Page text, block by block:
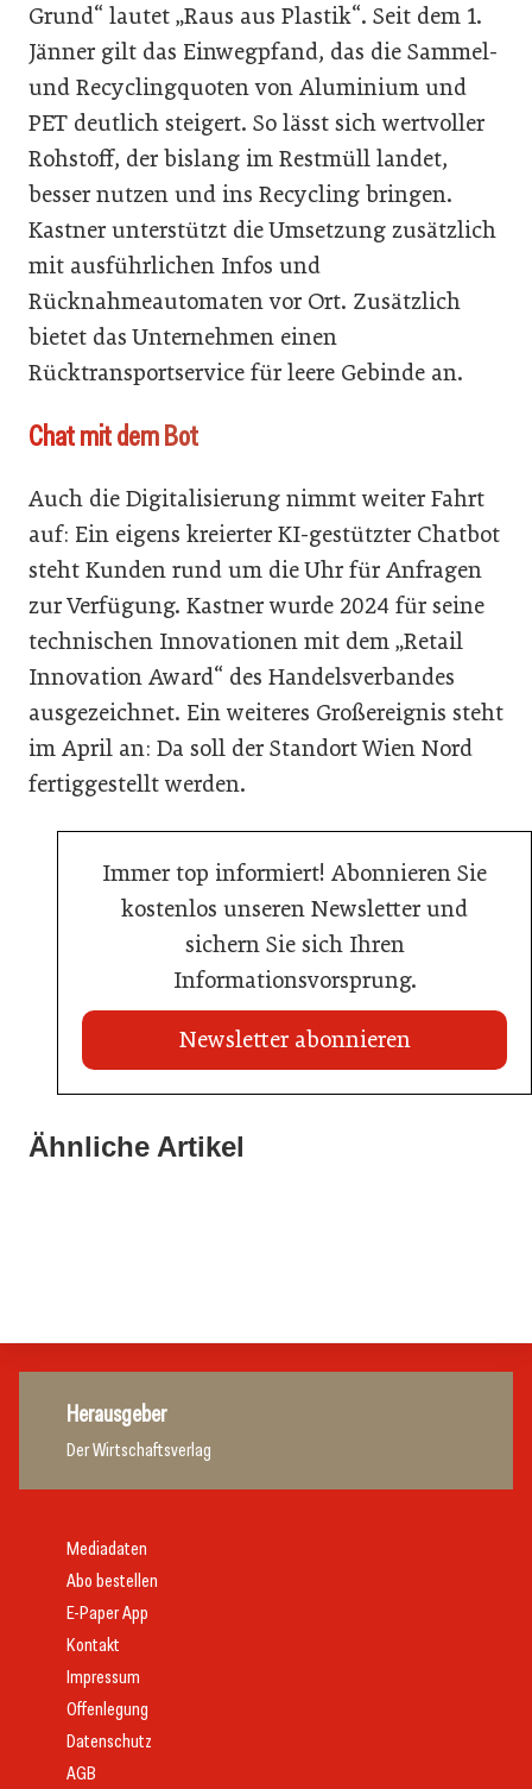
Grund“ lautet „Raus aus Plastik“. Seit dem 1.
Jänner gilt das Einwegpfand, das die Sammel-
und Recyclingquoten von Aluminium und
PET deutlich steigert. So lässt sich wertvoller
Rohstoff, der bislang im Restmüll landet,
besser nutzen und ins Recycling bringen.
Kastner unterstützt die Umsetzung zusätzlich
mit ausführlichen Infos und
Rücknahmeautomaten vor Ort. Zusätzlich
bietet das Unternehmen einen
Rücktransportservice für leere Gebinde an.
Chat mit dem Bot
Auch die Digitalisierung nimmt weiter Fahrt
auf: Ein eigens kreierter KI-gestützter Chatbot
steht Kunden rund um die Uhr für Anfragen
zur Verfügung. Kastner wurde 2024 für seine
technischen Innovationen mit dem „Retail
Innovation Award“ des Handelsverbandes
ausgezeichnet. Ein weiteres Großereignis steht
im April an: Da soll der Standort Wien Nord
fertiggestellt werden.
Immer top informiert! Abonnieren Sie
kostenlos unseren Newsletter und
sichern Sie sich Ihren
Informationsvorsprung.
Newsletter abonnieren
Ähnliche Artikel
20. Juli 2026
Herausgeber
Der Wirtschaftsverlag
Mediadaten
Abo bestellen
E-Paper App
Kontakt
Impressum
Offenlegung
Datenschutz
AGB